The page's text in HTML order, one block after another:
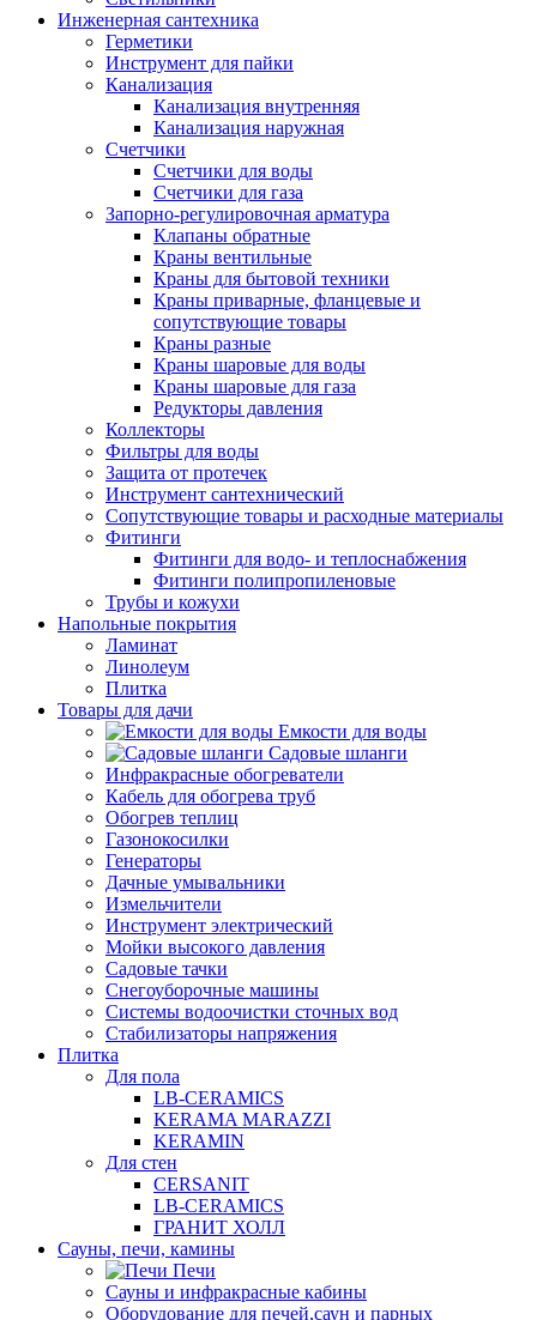
Инженерная сантехника
Герметики
Инструмент для пайки
Канализация
Канализация внутренняя
Канализация наружная
Счетчики
Счетчики для воды
Счетчики для газа
Запорно-регулировочная арматура
Клапаны обратные
Краны вентильные
Краны для бытовой техники
Краны приварные, фланцевые и
сопутствующие товары
Краны разные
Краны шаровые для воды
Краны шаровые для газа
Редукторы давления
Коллекторы
Фильтры для воды
Защита от протечек
Инструмент сантехнический
Сопутствующие товары и расходные материалы
Фитинги
Фитинги для водо- и теплоснабжения
Фитинги полипропиленовые
Трубы и кожухи
Напольные покрытия
Ламинат
Линолеум
Плитка
Товары для дачи
Емкости для воды
Садовые шланги
Инфракрасные обогреватели
Кабель для обогрева труб
Обогрев теплиц
Газонокосилки
Генераторы
Дачные умывальники
Измельчители
Инструмент электрический
Мойки высокого давления
Садовые тачки
Снегоуборочные машины
Системы водоочистки сточных вод
Стабилизаторы напряжения
Плитка
Для пола
LB-CERAMICS
KERAMA MARAZZI
KERAMIN
Для стен
CERSANIT
LB-CERAMICS
ГРАНИТ ХОЛЛ
Сауны, печи, камины
Печи
Сауны и инфракрасные кабины
Оборудование для печей,саун и парных